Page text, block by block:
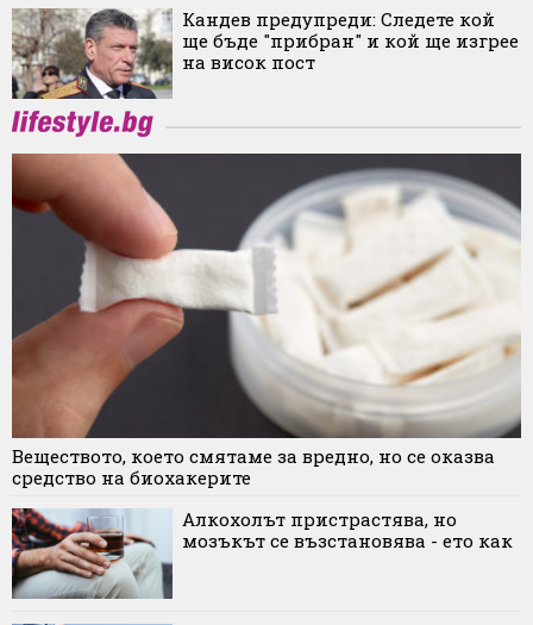
Кандев предупреди: Следете кой
ще бъде "прибран" и кой ще изгрее
на висок пост
Веществото, което смятаме за вредно, но се оказва
средство на биохакерите
Алкохолът пристрастява, но
мозъкът се възстановява - ето как